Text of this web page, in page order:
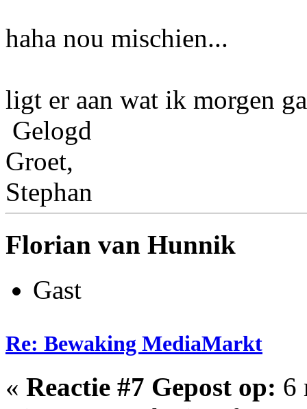
haha nou mischien...
ligt er aan wat ik morgen
Gelogd
Groet,
Stephan
Florian van Hunnik
Gast
Re: Bewaking MediaMarkt
« Reactie #7 Gepost op: 6